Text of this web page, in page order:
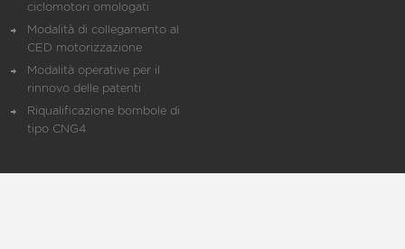
ciclomotori omologati
Modalità di collegamento al
CED motorizzazione
Modalità operative per il
rinnovo delle patenti
Riqualificazione bombole di
tipo CNG4